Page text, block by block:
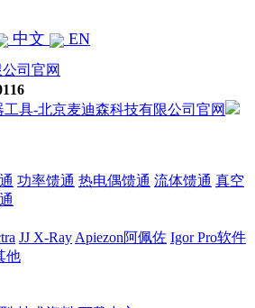
中文 EN
功率馈通 热电偶馈通 流体馈通 真空
JJ X-Ray Apiezon阿佩佐 Igor Pro软件
他